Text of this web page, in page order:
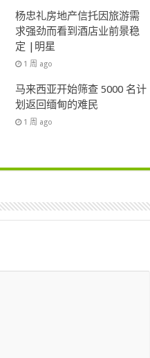
杨忠礼房地产信托因旅游需
求强劲而看到酒店业前景稳
定 |明星
1 周 ago
马来西亚开始筛查 5000 名计
划返回缅甸的难民
1 周 ago